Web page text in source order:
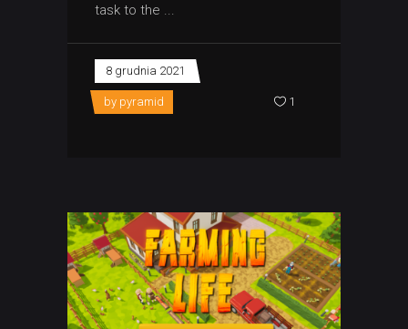
task to the
8 grudnia 2021
by pyramid 1